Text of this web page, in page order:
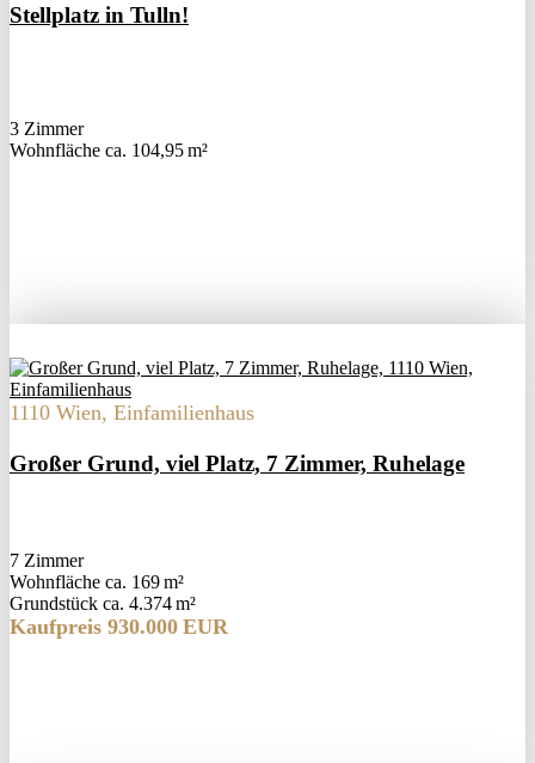
Stellplatz in Tulln!
3 Zimmer
Wohnfläche ca. 104,95 m²
1110 Wien, Einfamilienhaus
Großer Grund, viel Platz, 7 Zimmer, Ruhelage
7 Zimmer
Wohnfläche ca. 169 m²
Grund­stück ca. 4.374 m²
Kaufpreis 930.000 EUR